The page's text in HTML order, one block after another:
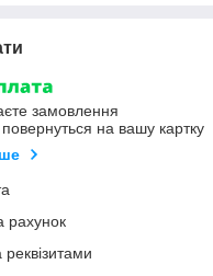
замовлення
на вашу картку
рахунок